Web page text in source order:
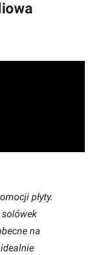
płyty.
solówek
na